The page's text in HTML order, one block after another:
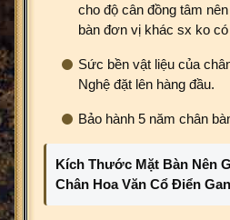
cho độ cân đồng tâm
bàn đơn vị khác sx ko
Sức bền vật liệu của
Nghệ đặt lên hàng đầu.
Bảo hành 5 năm chân
Kích Thước Mặt Bàn Nên
Chân Hoa Văn Cổ Điển